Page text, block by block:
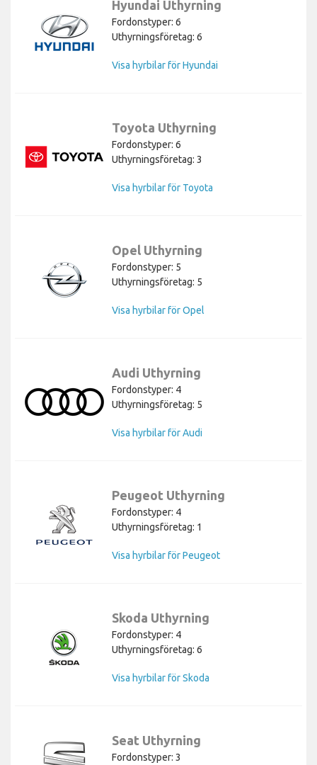
Hyundai Uthyrning
Fordonstyper: 6
Uthyrningsföretag: 6
Visa hyrbilar för Hyundai
Toyota Uthyrning
Fordonstyper: 6
Uthyrningsföretag: 3
Visa hyrbilar för Toyota
Opel Uthyrning
Fordonstyper: 5
Uthyrningsföretag: 5
Visa hyrbilar för Opel
Audi Uthyrning
Fordonstyper: 4
Uthyrningsföretag: 5
Visa hyrbilar för Audi
Peugeot Uthyrning
Fordonstyper: 4
Uthyrningsföretag: 1
Visa hyrbilar för Peugeot
Skoda Uthyrning
Fordonstyper: 4
Uthyrningsföretag: 6
Visa hyrbilar för Skoda
Seat Uthyrning
Fordonstyper: 3